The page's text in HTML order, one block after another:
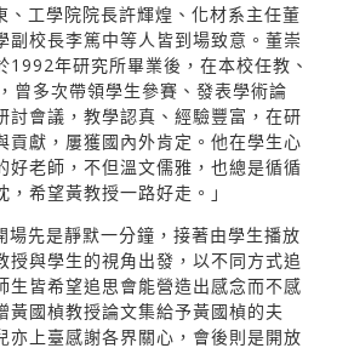
、工學院院長許輝煌、化材系主任董
副校長李篤中等人皆到場致意。董崇
1992年研究所畢業後，在本校任教、
曾多次帶領學生參賽、發表學術論
討會議，教學認真、經驗豐富，在研
貢獻，屢獲國內外肯定。他在學生心
好老師，不但溫文儒雅，也總是循循
希望黃教授一路好走。」
場先是靜默一分鐘，接著由學生播放
授與學生的視角出發，以不同方式追
生皆希望追思會能營造出感念而不感
黃國楨教授論文集給予黃國楨的夫
亦上臺感謝各界關心，會後則是開放